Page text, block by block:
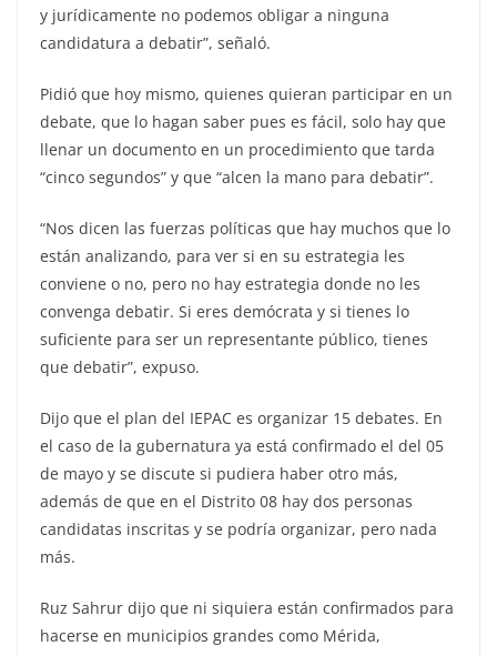
y jurídicamente no podemos obligar a ninguna
candidatura a debatir”, señaló.
Pidió que hoy mismo, quienes quieran participar en un
debate, que lo hagan saber pues es fácil, solo hay que
llenar un documento en un procedimiento que tarda
“cinco segundos” y que “alcen la mano para debatir”.
“Nos dicen las fuerzas políticas que hay muchos que lo
están analizando, para ver si en su estrategia les
conviene o no, pero no hay estrategia donde no les
convenga debatir. Si eres demócrata y si tienes lo
suficiente para ser un representante público, tienes
que debatir”, expuso.
Dijo que el plan del IEPAC es organizar 15 debates. En
el caso de la gubernatura ya está confirmado el del 05
de mayo y se discute si pudiera haber otro más,
además de que en el Distrito 08 hay dos personas
candidatas inscritas y se podría organizar, pero nada
más.
Ruz Sahrur dijo que ni siquiera están confirmados para
hacerse en municipios grandes como Mérida,